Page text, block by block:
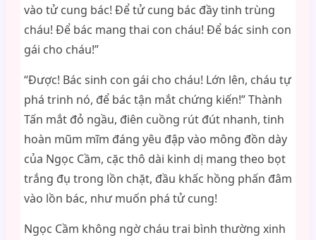
vào tử cung bác! Để tử cung bác đầy tinh trùng
cháu! Để bác mang thai con cháu! Để bác sinh con
gái cho cháu!”
“Được! Bác sinh con gái cho cháu! Lớn lên, cháu tự
phá trinh nó, để bác tận mắt chứng kiến!” Thành
Tấn mắt đỏ ngầu, điên cuồng rút đút nhanh, tinh
hoàn mũm mĩm đáng yêu đập vào mông đồn dày
của Ngọc Cầm, cặc thô dài kinh dị mang theo bọt
trắng đụ trong lồn chặt, đầu khấc hồng phấn đâm
vào lồn bác, như muốn phá tử cung!
Ngọc Cầm không ngờ cháu trai bình thường xinh